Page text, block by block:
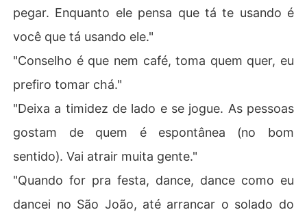
pegar. Enquanto ele pensa que tá te usando é
você que tá usando ele."
"Conselho é que nem café, toma quem quer, eu
prefiro tomar chá."
"Deixa a timidez de lado e se jogue. As pessoas
gostam de quem é espontânea (no bom
sentido). Vai atrair muita gente."
"Quando for pra festa, dance, dance como eu
dancei no São João, até arrancar o solado do